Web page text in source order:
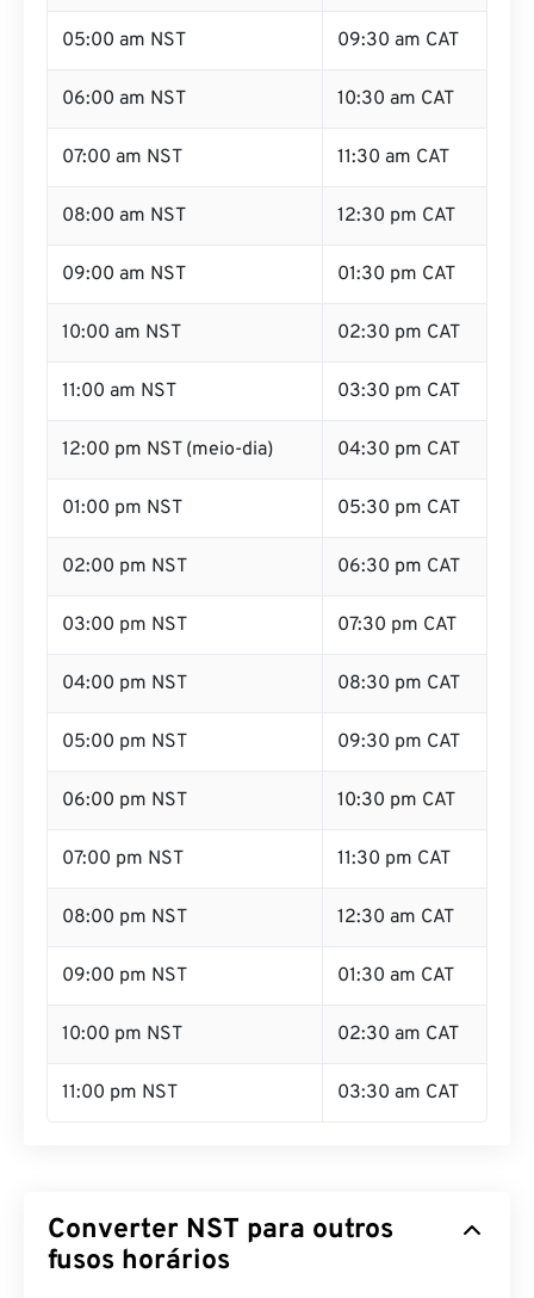
05:00 am NST 09:30 am CAT
06:00 am NST 10:30 am CAT
07:00 am NST 11:30 am CAT
08:00 am NST 12:30 pm CAT
09:00 am NST 01:30 pm CAT
10:00 am NST 02:30 pm CAT
11:00 am NST 03:30 pm CAT
12:00 pm NST (meio-dia) 04:30 pm CAT
01:00 pm NST 05:30 pm CAT
02:00 pm NST 06:30 pm CAT
03:00 pm NST 07:30 pm CAT
04:00 pm NST 08:30 pm CAT
05:00 pm NST 09:30 pm CAT
06:00 pm NST 10:30 pm CAT
07:00 pm NST 11:30 pm CAT
08:00 pm NST 12:30 am CAT
09:00 pm NST 01:30 am CAT
10:00 pm NST 02:30 am CAT
11:00 pm NST 03:30 am CAT
Converter NST para outros
fusos horários